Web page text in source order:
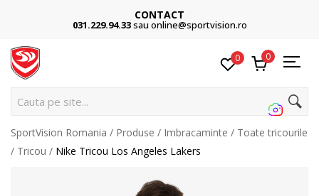
CONTACT
031.229.94.33sau online@sportvision.ro
0 0
Cau
SportVision Romania Produse Imbracaminte
Toate tricourile
Tricou
Nike Tricou Los Angeles Lakers